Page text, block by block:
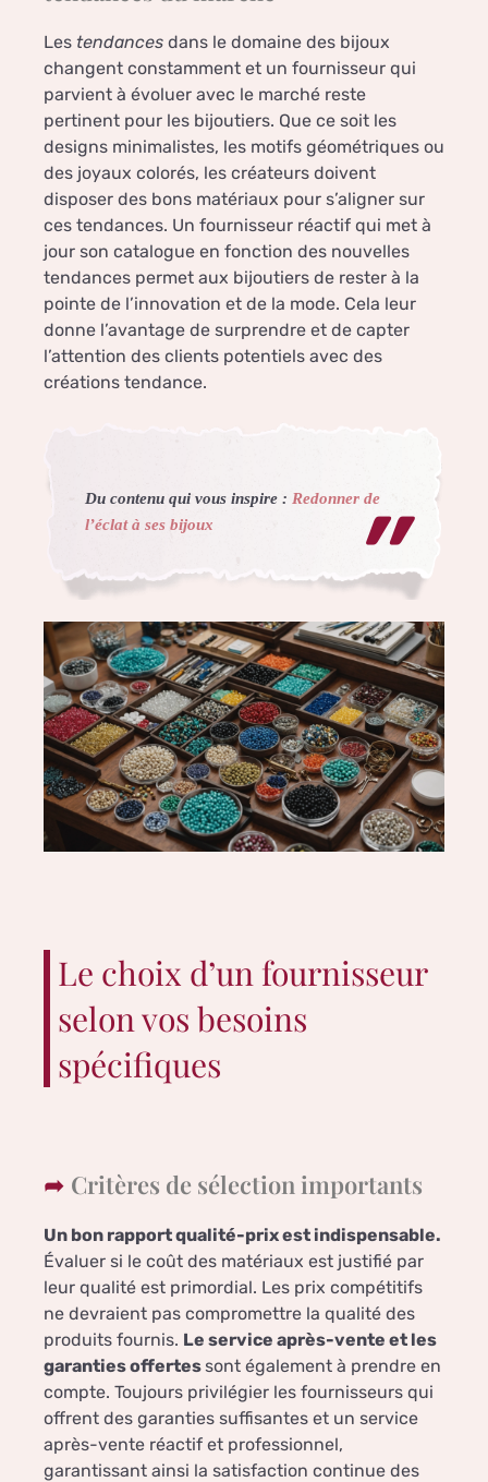
Les tendances dans le domaine des bijoux
changent constamment et un fournisseur qui
parvient à évoluer avec le marché reste
pertinent pour les bijoutiers. Que ce soit les
designs minimalistes, les motifs géométriques ou
des joyaux colorés, les créateurs doivent
disposer des bons matériaux pour s’aligner sur
ces tendances. Un fournisseur réactif qui met à
jour son catalogue en fonction des nouvelles
tendances permet aux bijoutiers de rester à la
pointe de l’innovation et de la mode. Cela leur
donne l’avantage de surprendre et de capter
l’attention des clients potentiels avec des
créations tendance.
Du contenu qui vous inspire : Redonner de
l’éclat à ses bijoux
Le choix d’un fournisseur
selon vos besoins
spécifiques
Critères de sélection importants
Un bon rapport qualité-prix est indispensable.
Évaluer si le coût des matériaux est justifié par
leur qualité est primordial. Les prix compétitifs
ne devraient pas compromettre la qualité des
produits fournis. Le service après-vente et les
garanties offertessont également à prendre en
compte. Toujours privilégier les fournisseurs qui
offrent des garanties suffisantes et un service
après-vente réactif et professionnel,
garantissant ainsi la satisfaction continue des